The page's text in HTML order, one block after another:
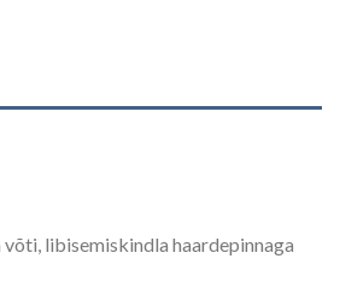
libisemiskindla haardepinnaga